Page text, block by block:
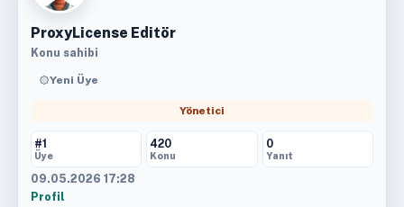
ProxyLicense Editör
Konu sahibi
Yeni Üye
Yönetici
#1
Üye
420
Konu
0
Yanıt
09.05.2026 17:28
Profil